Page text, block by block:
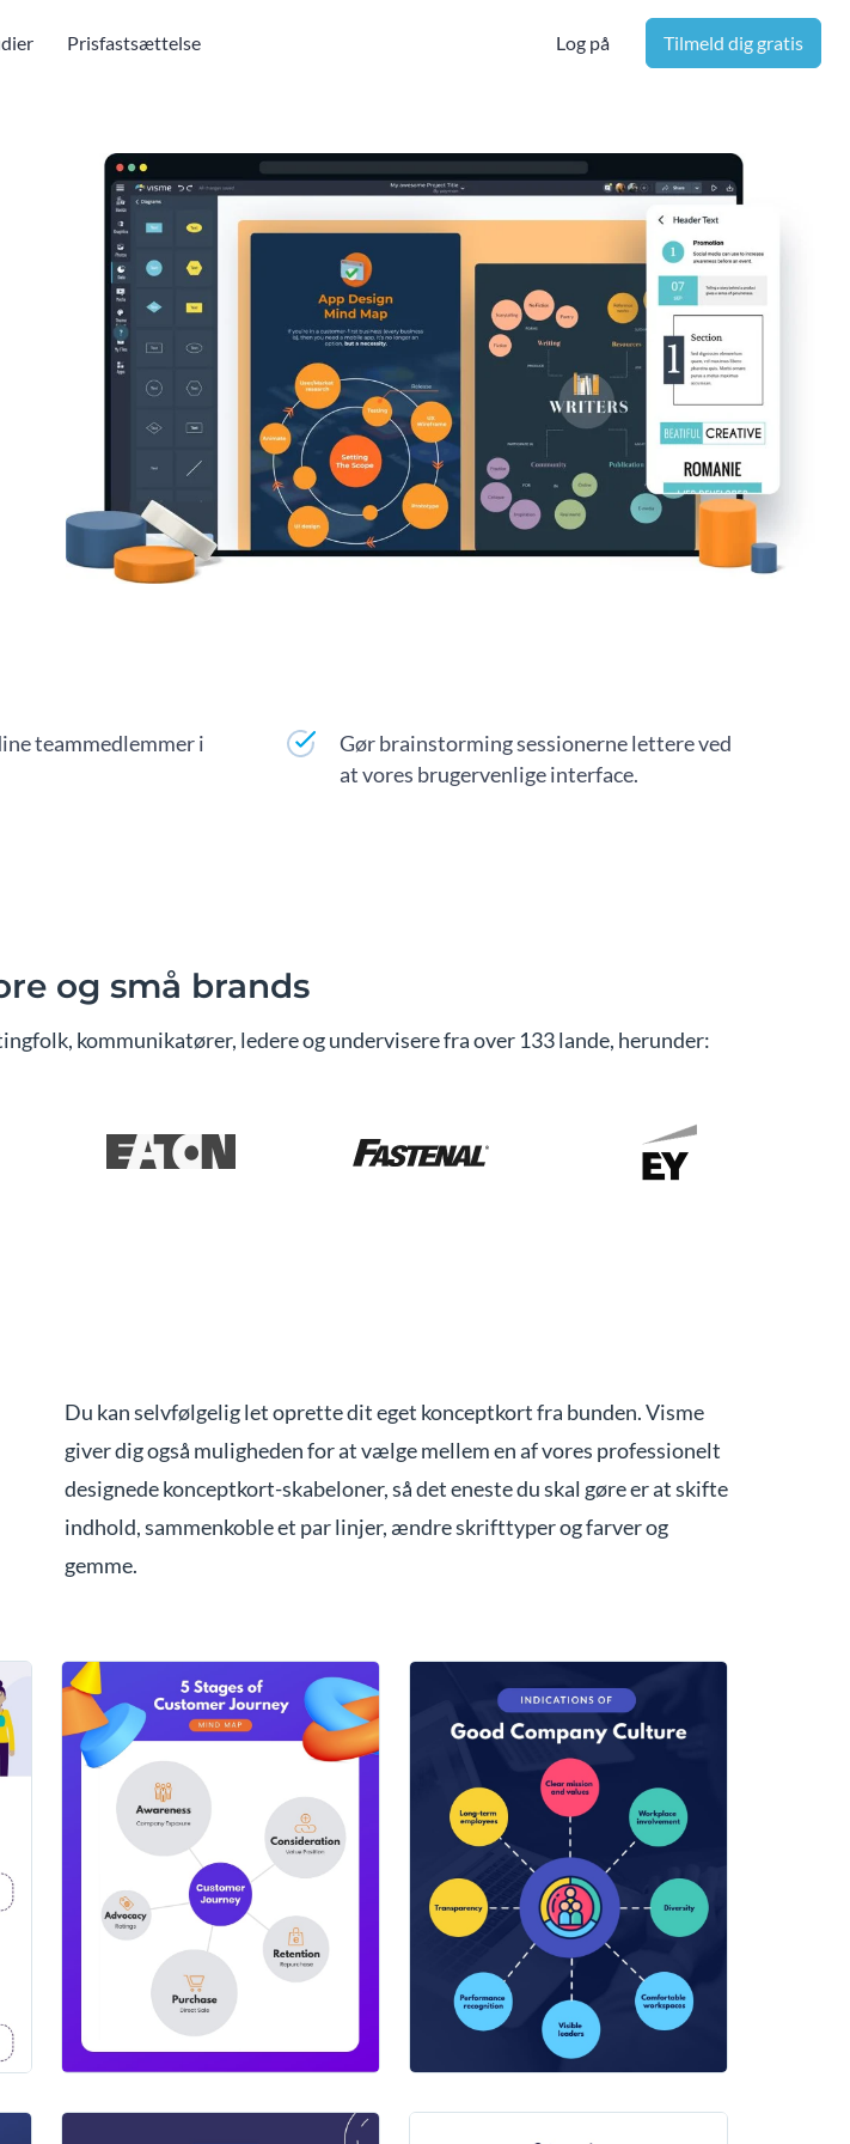
Prisfastsættelse Log på Tilmeld dig gratis
teammedlemmer i
Gør brainstorming sessionerne lettere ved
at vores brugervenlige interface.
og små brands
kommunikatører, ledere og undervisere fra over 133 lande, herunder:
Du kan selvfølgelig let oprette dit eget konceptkort fra bunden. Visme
giver dig også muligheden for at vælge mellem en af vores professionelt
designede konceptkort-skabeloner, så det eneste du skal gøre er at skifte
indhold, sammenkoble et par linjer, ændre skrifttyper og farver og
gemme.